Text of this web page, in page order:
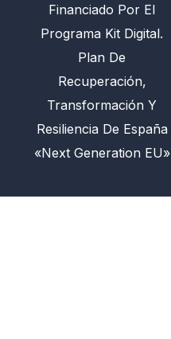
Financiado Por El
Programa Kit Digital.
Plan De
Recuperación,
Transformación Y
Resiliencia De España
«Next Generation EU»